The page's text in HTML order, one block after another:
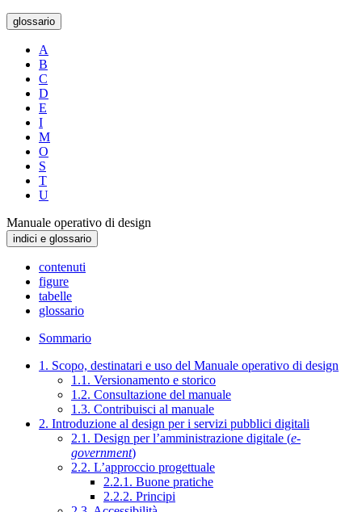
glossario
A
B
C
D
E
I
M
O
S
T
U
Manuale operativo di design
indici e glossario
contenuti
figure
tabelle
glossario
Sommario
1. Scopo, destinatari e uso del Manuale operativo di design
1.1. Versionamento e storico
1.2. Consultazione del manuale
1.3. Contribuisci al manuale
2. Introduzione al design per i servizi pubblici digitali
2.1. Design per l’amministrazione digitale (e-
government)
2.2. L’approccio progettuale
2.2.1. Buone pratiche
2.2.2. Principi